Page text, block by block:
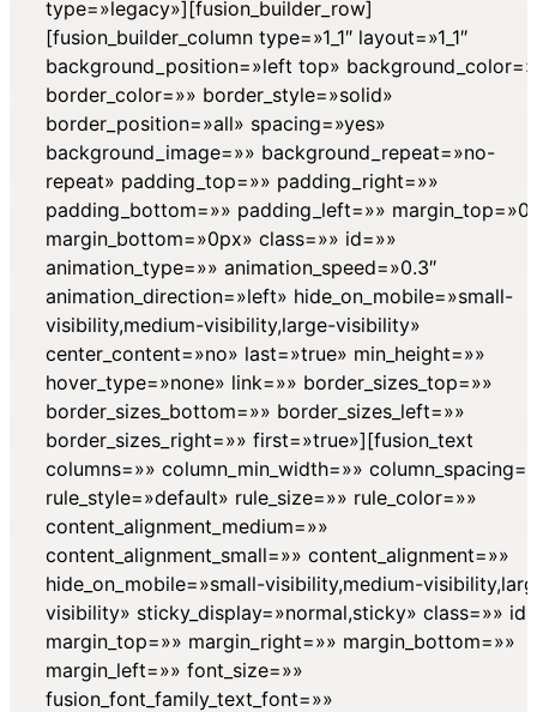
type=»legacy»][fusion_builder_row]
[fusion_builder_column type=»1_1″ layout=»1_1″
background_position=»left top»
border_color=»» border_style=»solid»
border_position=»all» spacing=»yes»
background_image=»» background_repeat=»no-
repeat» padding_top=»» padding_right=»»
padding_bottom=»» padding_left=»»
margin_bottom=»0px» class=»» id=»»
animation_type=»» animation_speed=»0.3″
animation_direction=»left» hide_on_mobile=»small-
visibility,medium-visibility,large-visibility»
center_content=»no» last=»true» min_height=»»
hover_type=»none» link=»» border_sizes_top=»»
border_sizes_bottom=»» border_sizes_left=»»
border_sizes_right=»» first=»true»][fusion_text
columns=»» column_min_width=»»
rule_style=»default» rule_size=»» rule_color=»»
content_alignment_medium=»»
content_alignment_small=»» content_alignment=»»
hide_on_mobile=»small-visibility,medium-
visibility» sticky_display=»normal,sticky» class=»»
margin_top=»» margin_right=»» margin_bottom=»»
margin_left=»» font_size=»»
fusion_font_family_text_font=»»